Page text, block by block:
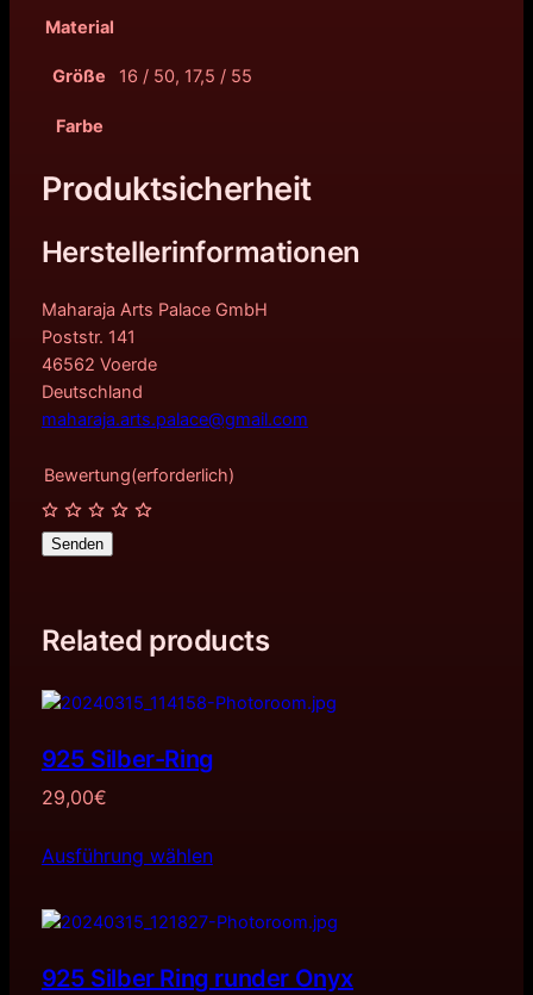
Material
Größe 16 / 50, 17,5 / 55
Farbe
Produktsicherheit
Herstellerinformationen
Maharaja Arts Palace GmbH
Poststr. 141
46562 Voerde
Deutschland
maharaja.arts.palace@gmail.com
Bewertung(erforderlich)
Senden
Related products
925 Silber-Ring
29,00€
Ausführung wählen
925 Silber Ring runder Onyx